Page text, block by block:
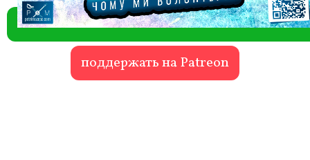
поддержать на Patreon